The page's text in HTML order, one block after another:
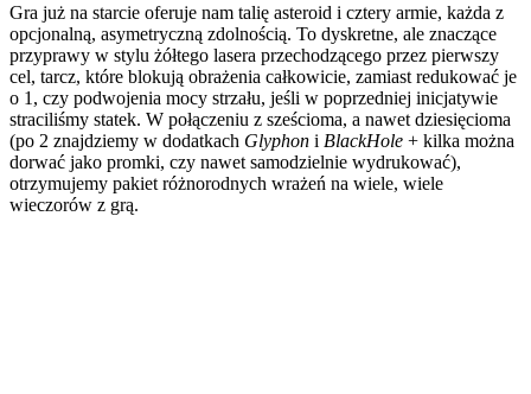
Gra już na starcie oferuje nam talię asteroid i cztery armie, każda z
opcjonalną, asymetryczną zdolnością. To dyskretne, ale znaczące
przyprawy w stylu żółtego lasera przechodzącego przez pierwszy
cel, tarcz, które blokują obrażenia całkowicie, zamiast redukować je
o 1, czy podwojenia mocy strzału, jeśli w poprzedniej inicjatywie
straciliśmy statek. W połączeniu z sześcioma, a nawet dziesięcioma
(po 2 znajdziemy w dodatkach Glyphon i BlackHole + kilka można
dorwać jako promki, czy nawet samodzielnie wydrukować),
otrzymujemy pakiet różnorodnych wrażeń na wiele, wiele
wieczorów z grą.